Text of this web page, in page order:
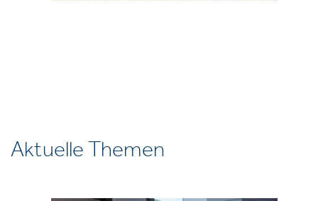
Aktuelle Themen